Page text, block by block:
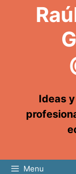
Ideas
Menu